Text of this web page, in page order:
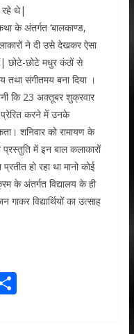
रहे थे|
के अंतर्गत ‘बालकाण्ड,
ने दी उसे देखकर ऐसा
छोटे-छोटे मधुर कंठों से
तथा संगीतमय बना दिया ।
कि 23 अक्तूबर शुक्रवार
प्रेरित करने में उनके
शनिवार को रामायण के
प्रस्तुति में इन बाल कलाकारों
हो रहा था मानो कोई
के अंतर्गत विद्यालय के ही
गाकर विद्यार्थियों का उत्साह
S